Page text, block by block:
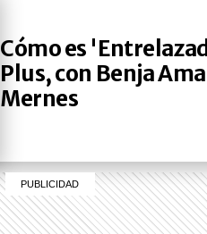
Cómo es
Plus, con Benja
Mernes